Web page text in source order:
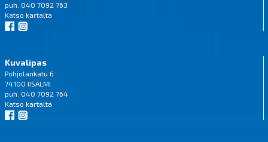
puh. 040 7092 763
Katso kartalta
Kuvalipas
Pohjolankatu 6
74100 IISALMI
puh. 040 7092 764
Katso kartalta